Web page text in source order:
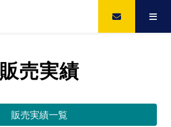
販売実績
販売実績一覧